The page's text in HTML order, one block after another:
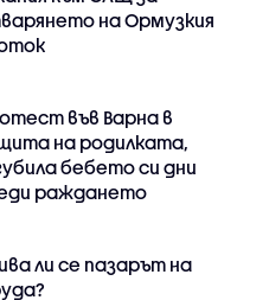
на Ормузкия
във Варна в
на родилката,
бебето си дни
раждането
ли се пазарът на